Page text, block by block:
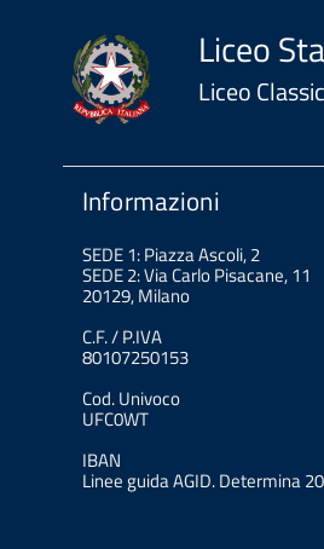
Liceo
Liceo
Informazioni
SEDE 1: Piazza Ascoli, 2
SEDE 2: Via Carlo Pisacane, 11
20129, Milano
C.F. / P.IVA
80107250153
Cod. Univoco
UFC0WT
IBAN
Linee guida AGID. Determina